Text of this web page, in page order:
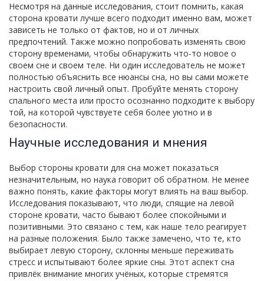
Несмотря на данные исследования, стоит помнить, какая
сторона кровати лучше всего подходит именно вам, может
зависеть не только от фактов, но и от личных
предпочтений. Также можно попробовать изменять свою
сторону временами, чтобы обнаружить что-то новое о
своем сне и своем теле. Ни один исследователь не может
полностью объяснить все нюансы сна, но вы сами можете
настроить свой личный опыт. Пробуйте менять сторону
спального места или просто осознанно подходите к выбору
той, на которой чувствуете себя более уютно и в
безопасности.
Научные исследования и мнения
Выбор стороны кровати для сна может показаться
незначительным, но наука говорит об обратном. Не менее
важно понять, какие факторы могут влиять на ваш выбор.
Исследования показывают, что люди, спящие на левой
стороне кровати, часто бывают более спокойными и
позитивными. Это связано с тем, как наше тело реагирует
на разные положения. Было также замечено, что те, кто
выбирает левую сторону, склонны меньше переживать
стресс и испытывают более яркие сны. Этот аспект сна
привлёк внимание многих учёных, которые стремятся